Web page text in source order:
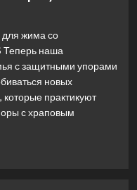
для жима со
Теперь наша
с защитными упорами
новых
практикуют
с храповым